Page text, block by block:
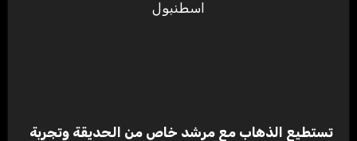
تستطيع الذهاب مع مرشد خاص من الحديقة وتجربة